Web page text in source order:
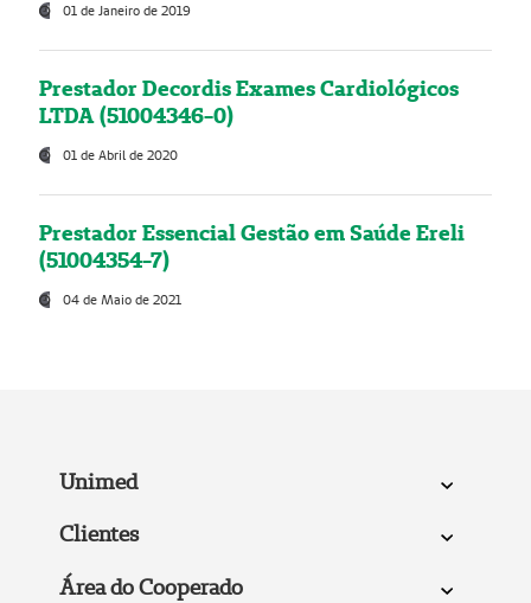
01 de Janeiro de 2019
Prestador Decordis Exames Cardiológicos
LTDA (51004346-0)
01 de Abril de 2020
Prestador Essencial Gestão em Saúde Ereli
(51004354-7)
04 de Maio de 2021
Unimed
Clientes
Área do Cooperado